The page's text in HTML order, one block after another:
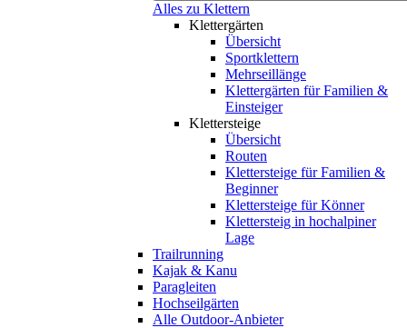
Alles zu Klettern
Klettergärten
Übersicht
Sportklettern
Mehrseillänge
Klettergärten für Familien &
Einsteiger
Klettersteige
Übersicht
Routen
Klettersteige für Familien &
Beginner
Klettersteige für Könner
Klettersteig in hochalpiner
Lage
Trailrunning
Kajak & Kanu
Paragleiten
Hochseilgärten
Alle Outdoor-Anbieter